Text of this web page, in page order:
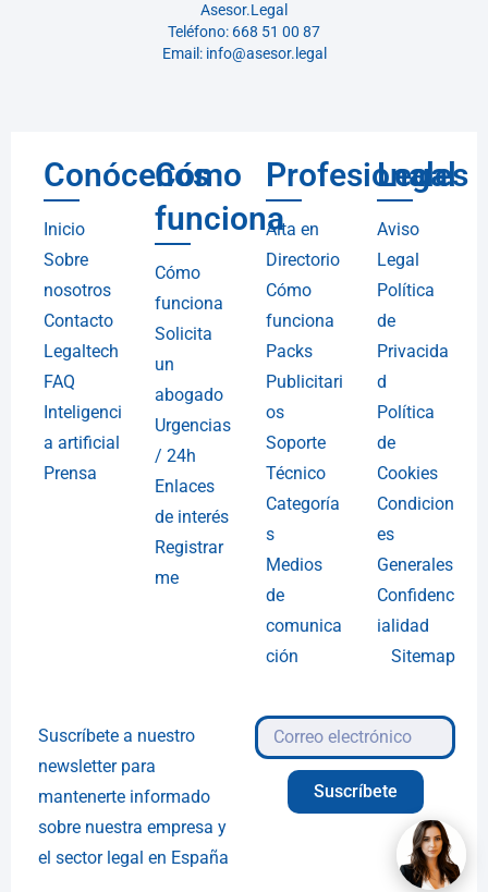
Asesor.Legal
Teléfono: 668 51 00 87
Email: info@asesor.legal
Conócenos
Inicio
Sobre
nosotros
Contacto
Legaltech
FAQ
Inteligenci
a artificial
Prensa
Cómo
funciona
Cómo
funciona
Solicita
un
abogado
Urgencias
/ 24h
Enlaces
de interés
Registrar
me
Profesionales
Alta en
Directorio
Cómo
funciona
Packs
Publicitari
os
Soporte
Técnico
Categoría
s
Medios
de
comunica
ción
Legal
Aviso
Legal
Política
de
Privacida
d
Política
de
Cookies
Condicion
es
Generales
Confidenc
ialidad
Sitemap
Suscríbete a nuestro
newsletter para
mantenerte informado
sobre nuestra empresa y
el sector legal en España
Suscríbete